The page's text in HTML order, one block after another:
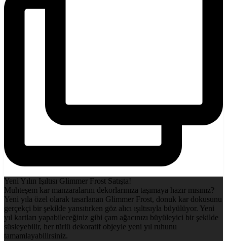
Yeni Yılın Işıltısı Glimmer Frost Satışta!
Muhteşem kar manzaralarını dekorlarınıza taşımaya hazır mısınız?
Yeni yıla özel olarak tasarlanan Glimmer Frost, donuk kar dokusunu
gerçekçi bir şekilde yansıtırken göz alıcı ışıltısıyla büyülüyor. Yeni
yıl kartları yapabileceğiniz gibi çam ağacınızı büyüleyici bir şekilde
süsleyebilir, her türlü dekoratif objeyle yeni yıl ruhunu
tamamlayabilirsiniz.